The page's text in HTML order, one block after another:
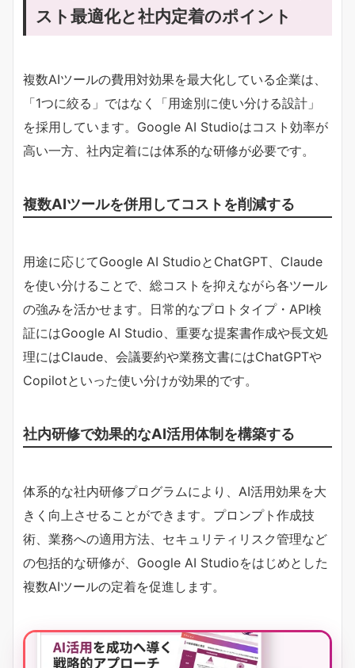
スト最適化と社内定着のポイント
複数AIツールの費用対効果を最大化している企業は、
「1つに絞る」ではなく「用途別に使い分ける設計」
を採用しています。Google AI Studioはコスト効率が
高い一方、社内定着には体系的な研修が必要です。
複数AIツールを併用してコストを削減する
用途に応じてGoogle AI StudioとChatGPT、Claude
を使い分けることで、総コストを抑えながら各ツール
の強みを活かせます。日常的なプロトタイプ・API検
証にはGoogle AI Studio、重要な提案書作成や長文処
理にはClaude、会議要約や業務文書にはChatGPTや
Copilotといった使い分けが効果的です。
社内研修で効果的なAI活用体制を構築する
体系的な社内研修プログラムにより、AI活用効果を大
きく向上させることができます。プロンプト作成技
術、業務への適用方法、セキュリティリスク管理など
の包括的な研修が、Google AI Studioをはじめとした
複数AIツールの定着を促進します。